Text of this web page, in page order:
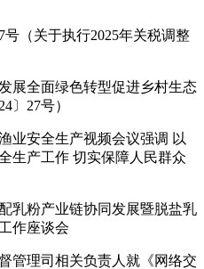
（关于执行2025年关税调整
全面绿色转型促进乡村生态
〕27号）
安全生产视频会议强调 以
生产工作 切实保障人民群众
粉产业链协同发展暨脱盐乳
作座谈会
理司相关负责人就《网络交